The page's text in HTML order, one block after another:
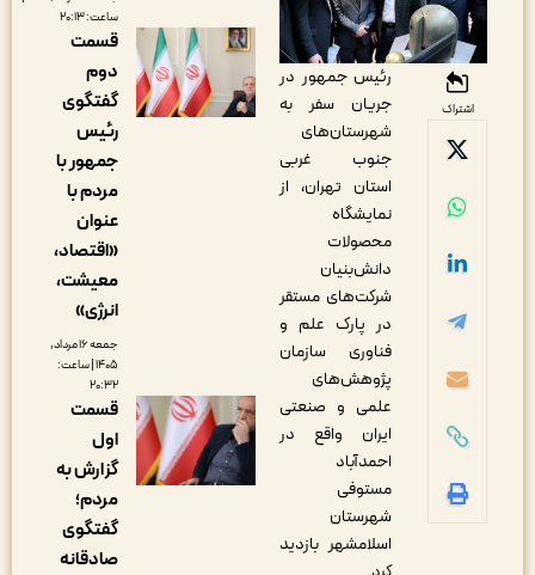
رئیس جمهور در
جریان سفر به
شهرستان‌های
جنوب غربی
استان تهران، از
نمایشگاه
محصولات
دانش‌بنیان
شرکت‌های مستقر
در پارک علم و
فناوری سازمان
پژوهش‌های
علمی و صنعتی
ایران واقع در
احمدآباد
مستوفی
شهرستان
اسلامشهر بازدید
قسمت
دوم
گفتگوی
جمهور با
«اقتصاد،
معیشت،
جمعه ۱۶ مرداد,
۱۴۰۵ | ساعت:
قسمت
اول
گزارش به
گفتگوی
صادقانه